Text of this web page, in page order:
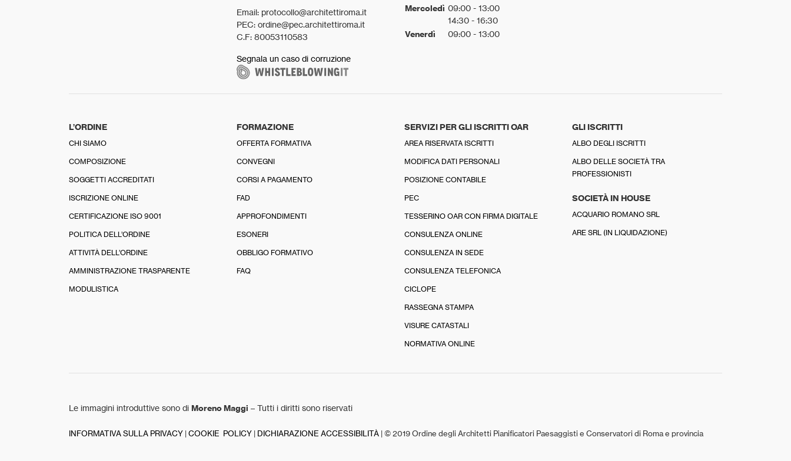
Email: protocollo@architettiroma.it
PEC: ordine@pec.architettiroma.it
C.F: 80053110583
Segnala un caso di corruzione
Mercoledì 09:00 - 13:00
14:30 - 16:30
Venerdì 09:00 - 13:00
L’ORDINE
CHI SIAMO
COMPOSIZIONE
SOGGETTI ACCREDITATI
ISCRIZIONE ONLINE
CERTIFICAZIONE ISO 9001
POLITICA DELL’ORDINE
ATTIVITÀ DELL’ORDINE
AMMINISTRAZIONE TRASPARENTE
MODULISTICA
FORMAZIONE
OFFERTA FORMATIVA
CONVEGNI
CORSI A PAGAMENTO
FAD
APPROFONDIMENTI
ESONERI
OBBLIGO FORMATIVO
FAQ
SERVIZI PER GLI ISCRITTI OAR
AREA RISERVATA ISCRITTI
MODIFICA DATI PERSONALI
POSIZIONE CONTABILE
PEC
TESSERINO OAR CON FIRMA DIGITALE
CONSULENZA ONLINE
CONSULENZA IN SEDE
CONSULENZA TELEFONICA
CICLOPE
RASSEGNA STAMPA
VISURE CATASTALI
NORMATIVA ONLINE
GLI ISCRITTI
ALBO DEGLI ISCRITTI
ALBO DELLE SOCIETÀ TRA
PROFESSIONISTI
SOCIETÀ IN HOUSE
ACQUARIO ROMANO SRL
ARE SRL (IN LIQUIDAZIONE)
Le immagini introduttive sono di Moreno Maggi – Tutti i diritti sono riservati
INFORMATIVA SULLA PRIVACY COOKIE POLICY DICHIARAZIONE ACCESSIBILITÀ | © 2019 Ordine degli Architetti Pianificatori Paesaggisti e Conservatori di Roma e provincia